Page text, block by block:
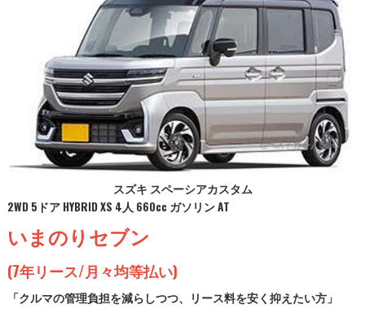
スズキ スペーシアカスタム
2WD 5ドア HYBRID XS 4人 660cc ガソリン AT
いまのりセブン
(7年リース/月々均等払い)
「クルマの管理負担を減らしつつ、リース料を安く抑えたい方」